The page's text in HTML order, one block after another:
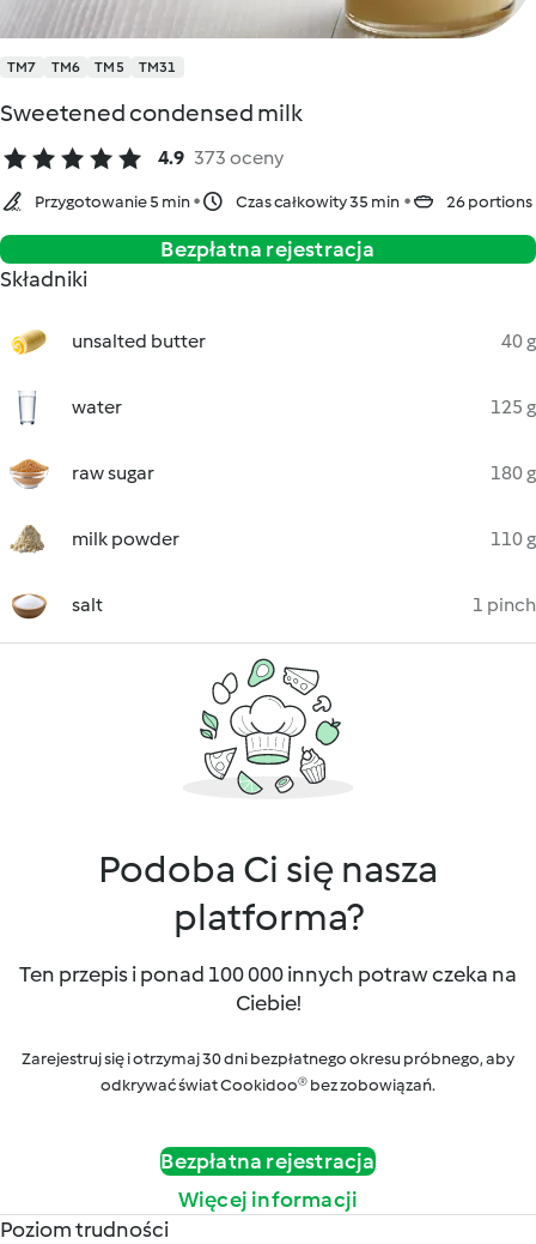
TM7 TM6 TM5 TM31
Sweetened condensed milk
4.9 373 oceny
Przygotowanie 5 min Czas całkowity 35 min 26 portions
Bezpłatna rejestracja
Składniki
unsalted butter 40 g
water 125 g
raw sugar 180 g
milk powder 110 g
salt 1 pinch
Podoba Ci się nasza
platforma?
Ten przepis i ponad 100 000 innych potraw czeka na
Ciebie!
Zarejestruj się i otrzymaj 30 dni bezpłatnego okresu próbnego, aby
odkrywać świat Cookidoo® bez zobowiązań.
Bezpłatna rejestracja
Więcej informacji
Poziom trudności